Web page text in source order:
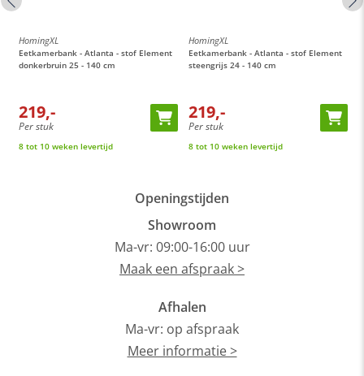
HomingXL
Eetkamerbank - Atlanta - stof Element
donkerbruin 25 - 140 cm
219,-
Per stuk
8 tot 10 weken levertijd
HomingXL
Eetkamerbank - Atlanta - stof Element
steengrijs 24 - 140 cm
219,-
Per stuk
8 tot 10 weken levertijd
Openingstijden
Showroom
Ma-vr: 09:00-16:00 uur
Maak een afspraak >
Afhalen
Ma-vr: op afspraak
Meer informatie >